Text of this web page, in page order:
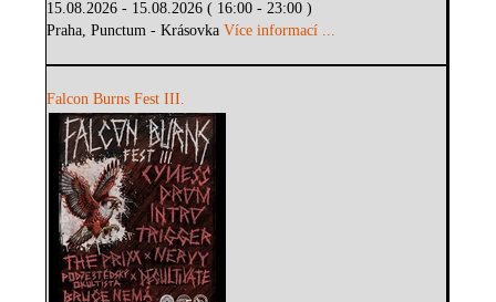
15.08.2026 - 15.08.2026 ( 16:00 - 23:00 )
Praha, Punctum - KrásovkaVíce informací ...
Falcon Burns Fest III.